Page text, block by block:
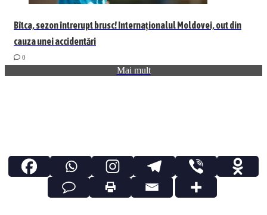
Bîtca, sezon întrerupt brusc! Internaționalul Moldovei, out din
cauza unei accidentări
0
Mai mult